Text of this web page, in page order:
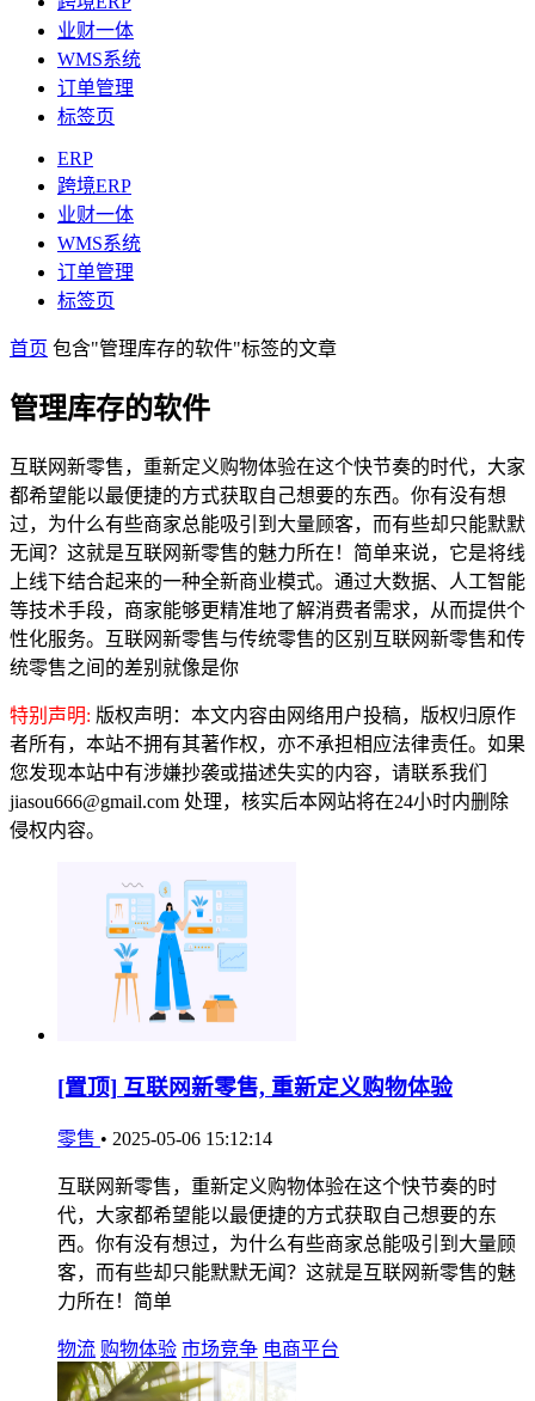
业财一体
WMS系统
订单管理
标签页
ERP
跨境ERP
业财一体
WMS系统
订单管理
标签页
首页 包含"管理库存的软件"标签的文章
管理库存的软件
互联网新零售，重新定义购物体验在这个快节奏的时代，大家
都希望能以最便捷的方式获取自己想要的东西。你有没有想
过，为什么有些商家总能吸引到大量顾客，而有些却只能默默
无闻？这就是互联网新零售的魅力所在！简单来说，它是将线
上线下结合起来的一种全新商业模式。通过大数据、人工智能
等技术手段，商家能够更精准地了解消费者需求，从而提供个
性化服务。互联网新零售与传统零售的区别互联网新零售和传
统零售之间的差别就像是你
特别声明: 版权声明：本文内容由网络用户投稿，版权归原作
者所有，本站不拥有其著作权，亦不承担相应法律责任。如果
您发现本站中有涉嫌抄袭或描述失实的内容，请联系我们
jiasou666@gmail.com 处理，核实后本网站将在24小时内删除
侵权内容。
[置顶] 互联网新零售, 重新定义购物体验
零售 • 2025-05-06 15:12:14
互联网新零售，重新定义购物体验在这个快节奏的时
代，大家都希望能以最便捷的方式获取自己想要的东
西。你有没有想过，为什么有些商家总能吸引到大量顾
客，而有些却只能默默无闻？这就是互联网新零售的魅
力所在！简单
物流 购物体验 市场竞争 电商平台